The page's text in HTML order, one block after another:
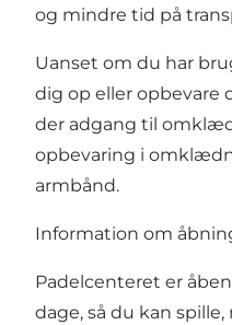
og mindre tid på
Uanset om du har
dig op eller opbevare
der adgang til
opbevaring i
armbånd.
Information om
Padelcenteret er
dage, så du kan